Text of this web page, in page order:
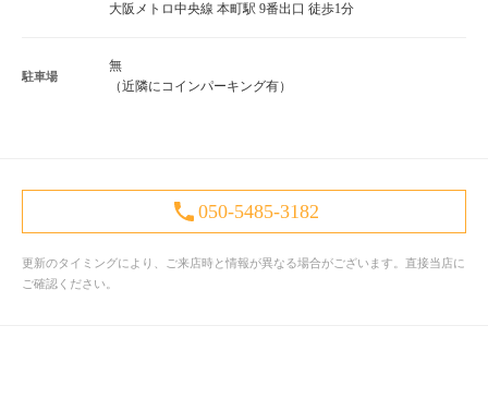
大阪メトロ中央線 本町駅 9番出口 徒歩1分
駐車場
無
（近隣にコインパーキング有）
050-5485-3182
更新のタイミングにより、ご来店時と情報が異なる場合がございます。直接当店に
ご確認ください。